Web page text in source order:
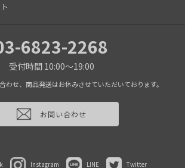
6823-2268
受付時間 10:00～19:00
わせ、商品発送はお休みさせていただいております。
お問い合わせ
Instagram LINE Twitter